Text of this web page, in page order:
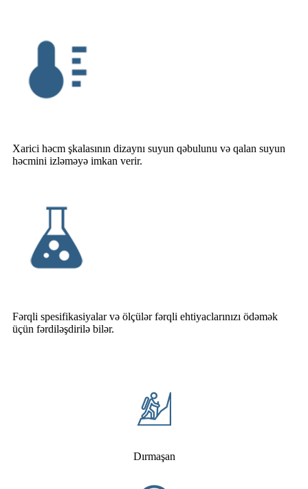
Xarici həcm şkalasının dizaynı suyun qəbulunu və qalan suyun
həcmini izləməyə imkan verir.
Fərqli spesifikasiyalar və ölçülər fərqli ehtiyaclarınızı ödəmək
üçün fərdiləşdirilə bilər.
Dırmaşan